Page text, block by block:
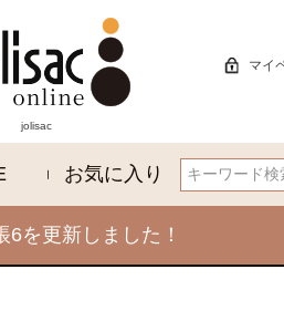
jolisac
マイ
お気に入り
6を更新しました！